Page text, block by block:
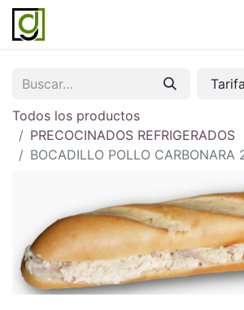
Todos los productos
PRECOCINADOS REFRIGERADOS
BOCADILLO POLLO CARBONARA